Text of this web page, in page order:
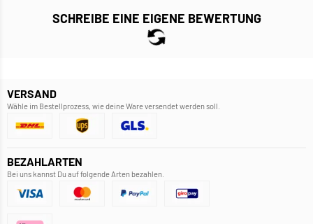
SCHREIBE EINE EIGENE BEWERTUNG
VERSAND
Wähle im Bestellprozess, wie deine Ware versendet werden soll.
BEZAHLARTEN
Bei uns kannst Du auf folgende Arten bezahlen.